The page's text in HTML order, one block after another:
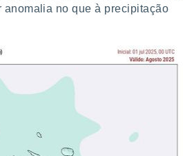
anomalia no que à precipitação